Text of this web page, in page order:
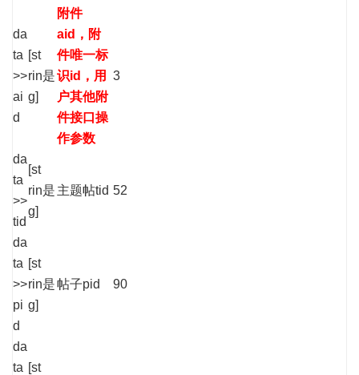
da
ta
>>
ai
d
[st
rin
g]
是
附件
aid，附
件唯一标
识id，用
户其他附
件接口操
作参数
3
da
ta
>>
tid
[st
rin
g]
是 主题帖tid 52
da
ta
>>
pi
d
[st
rin
g]
是帖子pid 90
da
ta [st